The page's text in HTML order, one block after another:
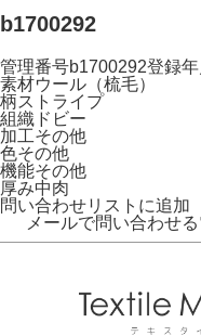
b1700292
管理番号b1700292登録年
素材ウール（梳毛）
柄ストライプ
組織 ドビー
加工その他
色その他
機能その他
厚み中肉
問い合わせリストに追加
メールで問い合わせる